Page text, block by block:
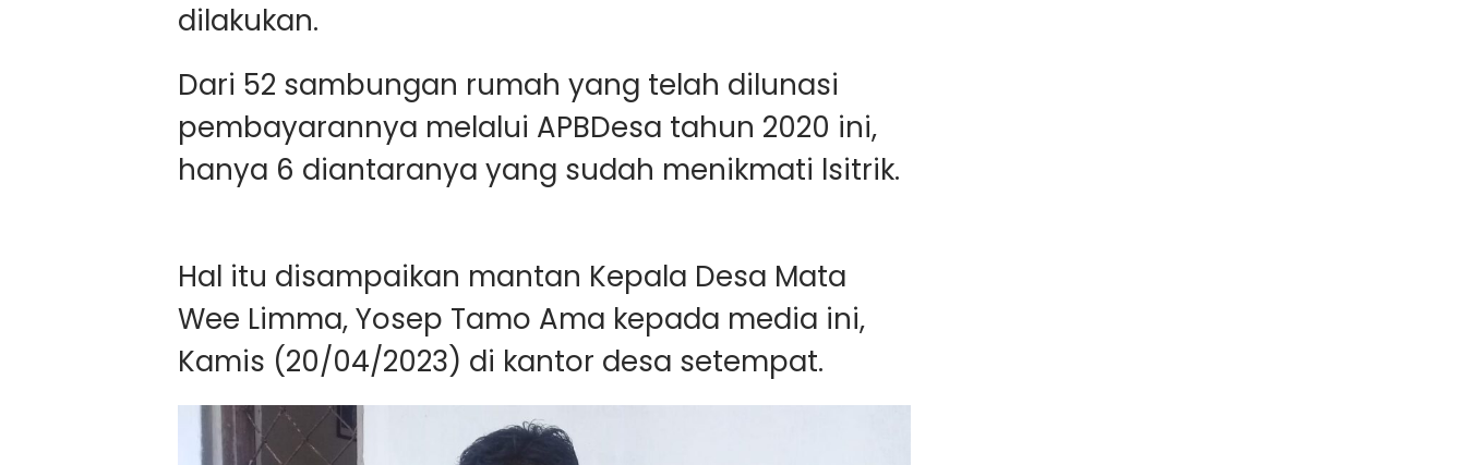
dilakukan.
Dari 52 sambungan rumah yang telah dilunasi
pembayarannya melalui APBDesa tahun 2020 ini,
hanya 6 diantaranya yang sudah menikmati lsitrik.
Hal itu disampaikan mantan Kepala Desa Mata
Wee Limma, Yosep Tamo Ama kepada media ini,
Kamis (20/04/2023) di kantor desa setempat.